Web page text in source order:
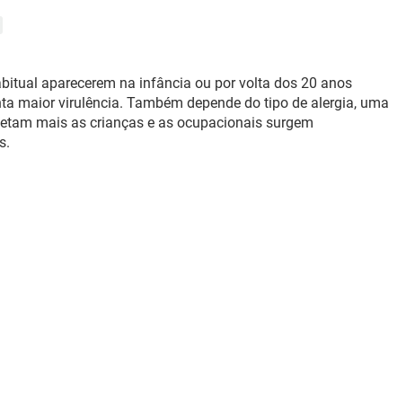
aparecerem na infância ou por volta dos 20 anos
maior virulência. Também depende do tipo de alergia, uma
mais as crianças e as ocupacionais surgem